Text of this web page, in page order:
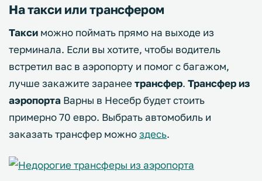
На такси или трансфером
Такси можно поймать прямо на выходе из
терминала. Если вы хотите, чтобы водитель
встретил вас в аэропорту и помог с багажом,
лучше закажите заранее трансфер. Трансфер из
аэропорта Варны в Несебр будет стоить
примерно 70 евро. Выбрать автомобиль и
заказать трансфер можноздесь.